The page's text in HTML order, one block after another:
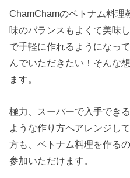
ChamChamのベトナム料理
味のバランスもよくて美味
で手軽に作れるようになっ
んでいただきたい！そんな
ます。
極力、スーパーで入手でき
ような作り方へアレンジし
方も、ベトナム料理を作る
参加いただけます。